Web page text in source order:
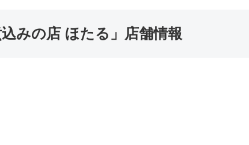
込みの店 ほたる」店舗情報